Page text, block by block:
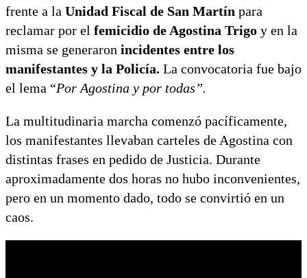
frente a la Unidad Fiscal de San Martín para
reclamar por el femicidio de Agostina Trigo y en la
misma se generaron incidentes entre los
manifestantes y la Policía. La convocatoria fue bajo
el lema “Por Agostina y por todas”.
La multitudinaria marcha comenzó pacíficamente,
los manifestantes llevaban carteles de Agostina con
distintas frases en pedido de Justicia. Durante
aproximadamente dos horas no hubo inconvenientes,
pero en un momento dado, todo se convirtió en un
caos.